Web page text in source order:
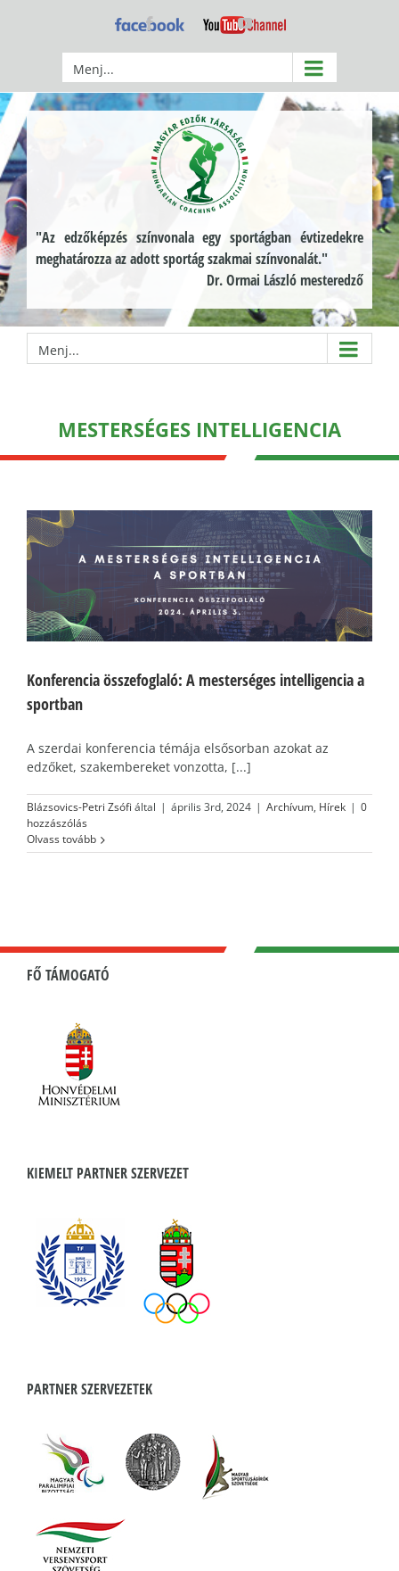
Facebook YouTube
Menj...
"Az edzőképzés színvonala egy sportágban évtizedekre
meghatározza az adott sportág szakmai színvonalát."
Dr. Ormai László mesteredző
Menj...
MESTERSÉGES INTELLIGENCIA
Konferencia összefoglaló: A mesterséges intelligencia a
sportban
A szerdai konferencia témája elsősorban azokat az
edzőket, szakembereket vonzotta, [...]
Blázsovics-Petri Zsófi által | április 3rd, 2024 | Archívum, Hírek | 0
hozzászólás
Olvass tovább
FŐ TÁMOGATÓ
KIEMELT PARTNER SZERVEZET
PARTNER SZERVEZETEK